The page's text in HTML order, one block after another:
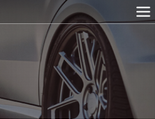
/ Lexani(レクサーニ
GALLERY
NEWS
HISTORY
LINK